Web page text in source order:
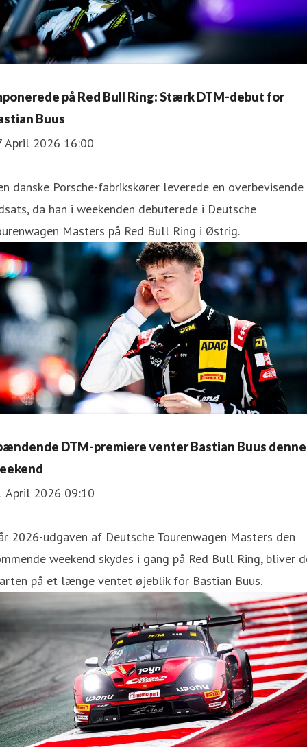
på Red Bull Ring: Stærk DTM-debut for
Buus
April 2026 16:00
danske Porsche-fabrikskører leverede en overbevisende
da han i weekenden debuterede i Deutsche
Masters på Red Bull Ring i Østrig.
DTM-premiere venter Bastian Buus denne
April 2026 09:10
2026-udgaven af Deutsche Tourenwagen Masters den
weekend skydes i gang på Red Bull Ring, bliver
på et længe ventet øjeblik for Bastian Buus.